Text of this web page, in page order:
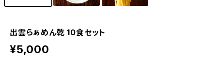
出雲らぁめん乾 10食セット
¥5,000